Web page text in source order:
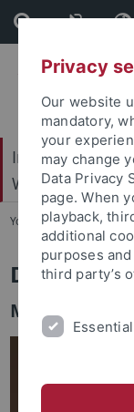
Skip
to
content
Skip
to
footer
Internationales
Wissenschaften
You are here:
Dr. Anna
Medienethik,
Privacy
Our website
mandatory,
your
may change
Data Privacy
page. When
playback,
additional
purposes
third party’s
Essential